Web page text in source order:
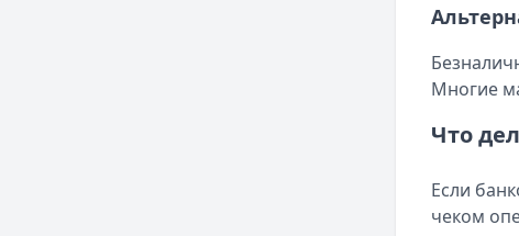
Многие
Что
Если
чеком